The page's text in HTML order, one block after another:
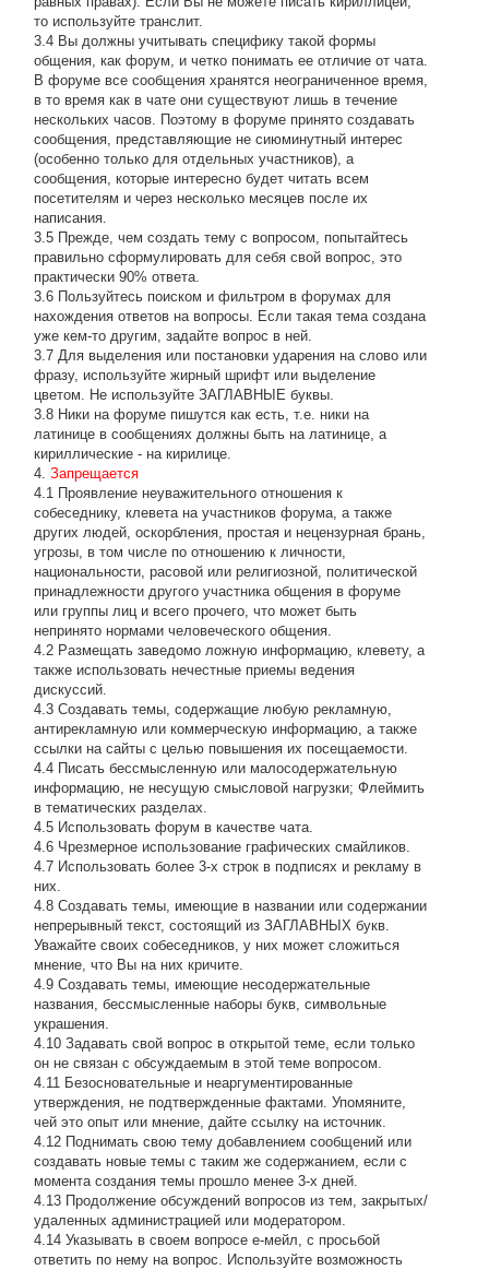
то используйте транслит.
3.4 Вы должны учитывать специфику такой формы
общения, как форум, и четко понимать ее отличие от чата.
В форуме все сообщения хранятся неограниченное время,
в то время как в чате они существуют лишь в течение
нескольких часов. Поэтому в форуме принято создавать
сообщения, представляющие не сиюминутный интерес
(особенно только для отдельных участников), а
сообщения, которые интересно будет читать всем
посетителям и через несколько месяцев после их
написания.
3.5 Прежде, чем создать тему с вопросом, попытайтесь
правильно сформулировать для себя свой вопрос, это
практически 90% ответа.
3.6 Пользуйтесь поиском и фильтром в форумах для
нахождения ответов на вопросы. Если такая тема создана
уже кем-то другим, задайте вопрос в ней.
3.7 Для выделения или постановки ударения на слово или
фразу, используйте жирный шрифт или выделение
цветом. Не используйте ЗАГЛАВНЫЕ буквы.
3.8 Ники на форуме пишутся как есть, т.е. ники на
латинице в сообщениях должны быть на латинице, а
кириллические - на кирилице.
4.Запрещается
4.1 Проявление неуважительного отношения к
собеседнику, клевета на участников форума, а также
других людей, оскорбления, простая и нецензурная брань,
угрозы, в том числе по отношению к личности,
национальности, расовой или религиозной, политической
принадлежности другого участника общения в форуме
или группы лиц и всего прочего, что может быть
непринято нормами человеческого общения.
4.2 Размещать заведомо ложную информацию, клевету, а
также использовать нечестные приемы ведения
дискуссий.
4.3 Создавать темы, содержащие любую рекламную,
антирекламную или коммерческую информацию, а также
ссылки на сайты с целью повышения их посещаемости.
4.4 Писать бессмысленнyю или малосодеpжательнyю
инфоpмацию, не несущую смысловой нагрузки; Флеймить
в тематических разделах.
4.5 Использовать форум в качестве чата.
4.6 Чрезмерное использование графических смайликов.
4.7 Использовать более 3-х строк в подписях и рекламу в
них.
4.8 Создавать темы, имеющие в названии или содержании
непрерывный текст, состоящий из ЗАГЛАВНЫХ букв.
Уважайте своих собеседников, у них может сложиться
мнение, что Вы на них кричите.
4.9 Создавать темы, имеющие несодержательные
названия, бессмысленные наборы букв, символьные
украшения.
4.10 Задавать свой вопрос в открытой теме, если только
он не связан с обсуждаемым в этой теме вопросом.
4.11 Безосновательные и неаргументированные
утверждения, не подтвержденные фактами. Упомяните,
чей это опыт или мнение, дайте ссылку на источник.
4.12 Поднимать свою тему добавлением сообщений или
создавать новые темы с таким же содержанием, если с
момента создания темы прошло менее 3-х дней.
4.13 Продолжение обсyждений вопросов из тем, закpытых/
удаленных администрацией или модератором.
4.14 Указывать в своем вопросе е-мейл, с просьбой
ответить по нему на вопрос. Используйте возможность